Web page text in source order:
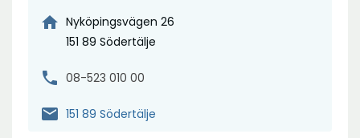
home Nyköpingsvägen 26
151 89 Södertälje
phone 08-523 010 00
mail 151 89 Södertälje